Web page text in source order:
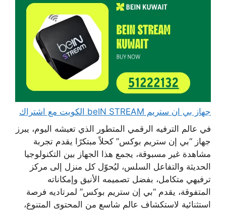
جهاز بي ان ستريم beIN STREAM الكويت مع اشتراك
في عالم الترفيه الرقمي المتطور الذي تعيشه اليوم، يبرز
جهاز “بي إن ستريم بوكس” كحلاً مبتكرًا يقدم تجربة
مشاهدة غير مسبوقة، يجمع هذا الجهاز بين التكنولوجيا
الحديثة والتفاعل السلس، ليُحوّل كل منزل إلى مركز
ترفيهي متكامل، بفضل تصميمه الأنيق وإمكاناته
المتفوقة، يقدم “بي إن ستريم بوكس” لمرتاديه فرصة
استثنائية لاستكشاف عالمٍ شاسع من المحتوى المتنوع،